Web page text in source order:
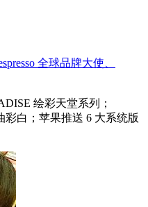
全球品牌大使、
绘彩天堂系列；
彩白；苹果推送 6 大系统版